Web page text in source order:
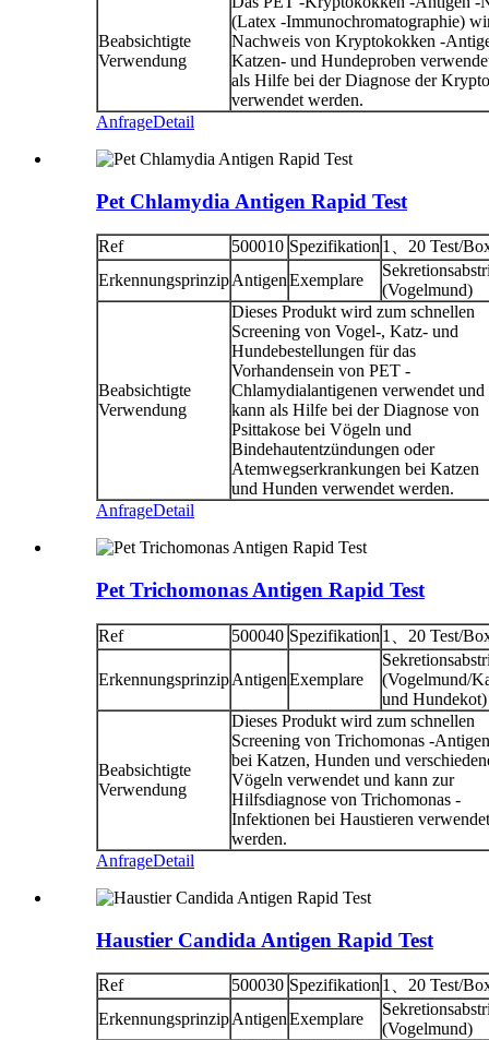
Beabsichtigte
Verwendung
(Latex -Immunochromatographie)
Nachweis von Kryptokokken -
Katzen- und Hundeproben
als Hilfe bei der Diagnose der
verwendet werden.
AnfrageDetail
Pet Chlamydia Antigen Rapid Test
Ref 500010 Spezifikation1、20 Test/
ErkennungsprinzipAntigenExemplare
(Vogelmund)
Beabsichtigte
Verwendung
Dieses Produkt wird zum schnellen
Screening von Vogel-, Katz- und
Hundebestellungen für das
Vorhandensein von PET -
Chlamydialantigenen verwendet und
kann als Hilfe bei der Diagnose von
Psittakose bei Vögeln und
Bindehautentzündungen oder
Atemwegserkrankungen bei Katzen
und Hunden verwendet werden.
AnfrageDetail
Pet Trichomonas Antigen Rapid Test
Ref 500040 Spezifikation 1、20 Test/
ErkennungsprinzipAntigenExemplare
(Vogelmund/
und Hundekot)
Beabsichtigte
Verwendung
Dieses Produkt wird zum schnellen
Screening von Trichomonas -
bei Katzen, Hunden und
Vögeln verwendet und kann zur
Hilfsdiagnose von Trichomonas -
Infektionen bei Haustieren verwendet
werden.
AnfrageDetail
Haustier Candida Antigen Rapid Test
Ref 500030 Spezifikation 1、20 Test/
ErkennungsprinzipAntigenExemplare
(Vogelmund)